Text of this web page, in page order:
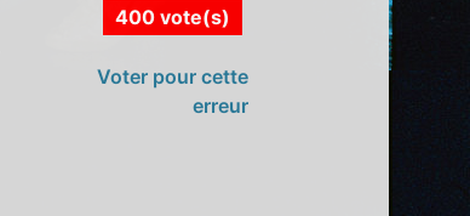
400 vote(s)
Voter pour cette
erreur